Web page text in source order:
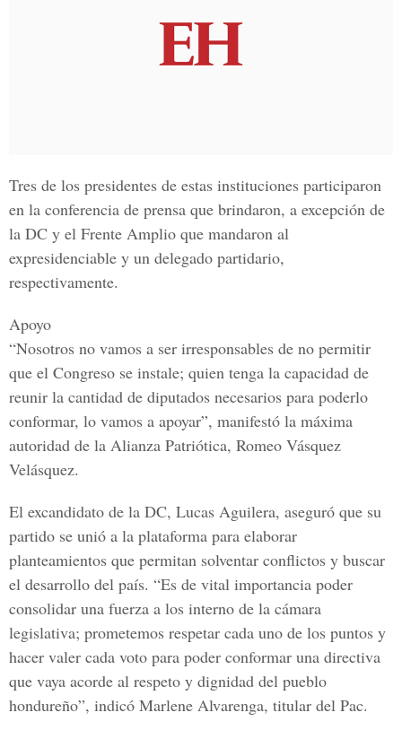
Tres de los presidentes de estas instituciones participaron
en la conferencia de prensa que brindaron, a excepción de
la DC y el Frente Amplio que mandaron al
expresidenciable y un delegado partidario,
respectivamente.
Apoyo
“Nosotros no vamos a ser irresponsables de no permitir
que el Congreso se instale; quien tenga la capacidad de
reunir la cantidad de diputados necesarios para poderlo
conformar, lo vamos a apoyar”, manifestó la máxima
autoridad de la Alianza Patriótica, Romeo Vásquez
Velásquez.
El excandidato de la DC, Lucas Aguilera, aseguró que su
partido se unió a la plataforma para elaborar
planteamientos que permitan solventar conflictos y buscar
el desarrollo del país. “Es de vital importancia poder
consolidar una fuerza a los interno de la cámara
legislativa; prometemos respetar cada uno de los puntos y
hacer valer cada voto para poder conformar una directiva
que vaya acorde al respeto y dignidad del pueblo
hondureño”, indicó Marlene Alvarenga, titular del Pac.